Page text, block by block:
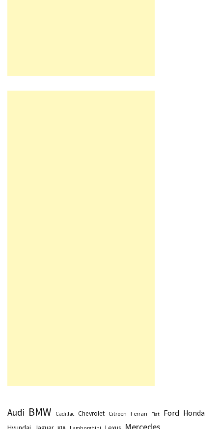
Audi BMW Cadillac Chevrolet Citroen Ferrari Fiat Ford Honda
Mercedes